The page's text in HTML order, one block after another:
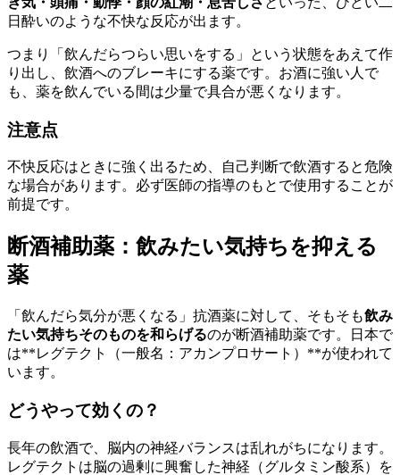
日酔いのような不快な反応が出ます。
つまり「飲んだらつらい思いをする」という状態をあえて作
り出し、飲酒へのブレーキにする薬です。お酒に強い人で
も、薬を飲んでいる間は少量で具合が悪くなります。
注意点
不快反応はときに強く出るため、自己判断で飲酒すると危険
な場合があります。必ず医師の指導のもとで使用することが
前提です。
断酒補助薬：飲みたい気持ちを抑える
薬
「飲んだら気分が悪くなる」抗酒薬に対して、そもそも飲み
たい気持ちそのものを和らげるのが断酒補助薬です。日本で
は**レグテクト（一般名：アカンプロサート）**が使われて
います。
どうやって効くの？
長年の飲酒で、脳内の神経バランスは乱れがちになります。
レグテクトは脳の過剰に興奮した神経（グルタミン酸系）を